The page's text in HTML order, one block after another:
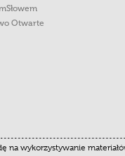
Otwarte
na wykorzystywanie